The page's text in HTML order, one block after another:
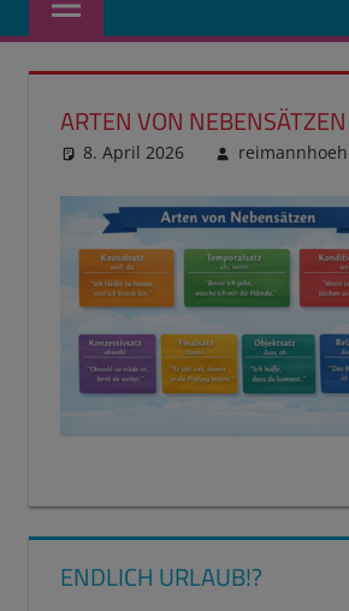
ARTEN VON
8. April 2026
ENDLICH URLAUB!?